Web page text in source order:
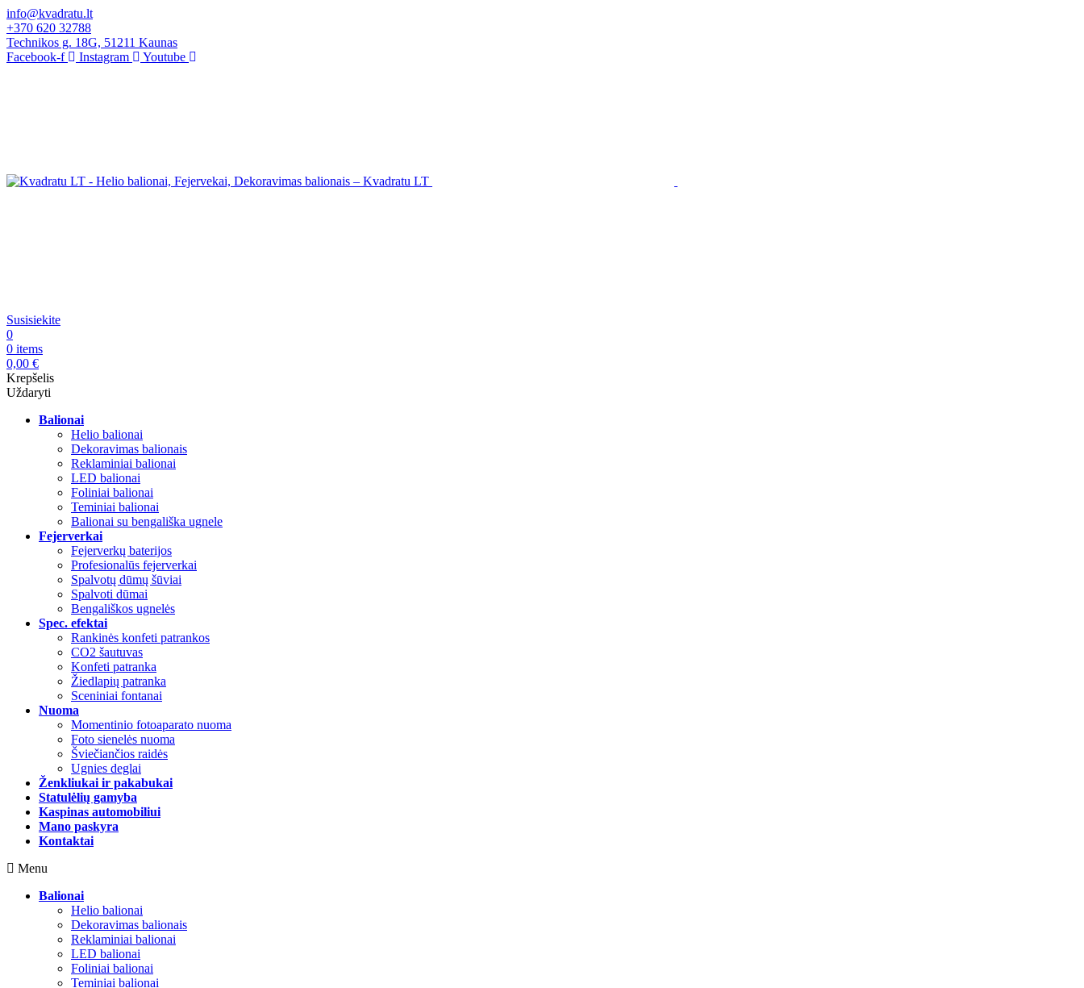
info@kvadratu.lt
+370 620 32788
Technikos g. 18G, 51211 Kaunas
Facebook-f
Instagram Youtube
Susisiekite
0
0 items
0,00 €
Krepšelis
Uždaryti
Balionai
Helio balionai
Dekoravimas balionais
Reklaminiai balionai
LED balionai
Foliniai balionai
Teminiai balionai
Balionai su bengališka ugnele
Fejerverkai
Fejerverkų baterijos
Profesionalūs fejerverkai
Spalvotų dūmų šūviai
Spalvoti dūmai
Bengališkos ugnelės
Spec. efektai
Rankinės konfeti patrankos
CO2 šautuvas
Konfeti patranka
Žiedlapių patranka
Sceniniai fontanai
Nuoma
Momentinio fotoaparato nuoma
Foto sienelės nuoma
Šviečiančios raidės
Ugnies deglai
Ženkliukai ir pakabukai
Statulėlių gamyba
Kaspinas automobiliui
Mano paskyra
Kontaktai
Menu
Balionai
Helio balionai
Dekoravimas balionais
Reklaminiai balionai
LED balionai
Foliniai balionai
Teminiai balionai